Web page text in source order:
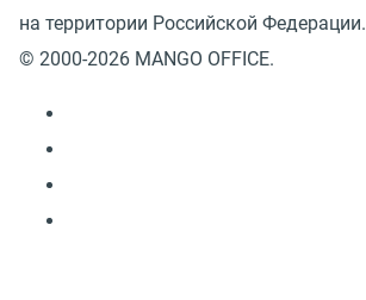
на территории Российской Федерации.
© 2000-2026 MANGO OFFICE.